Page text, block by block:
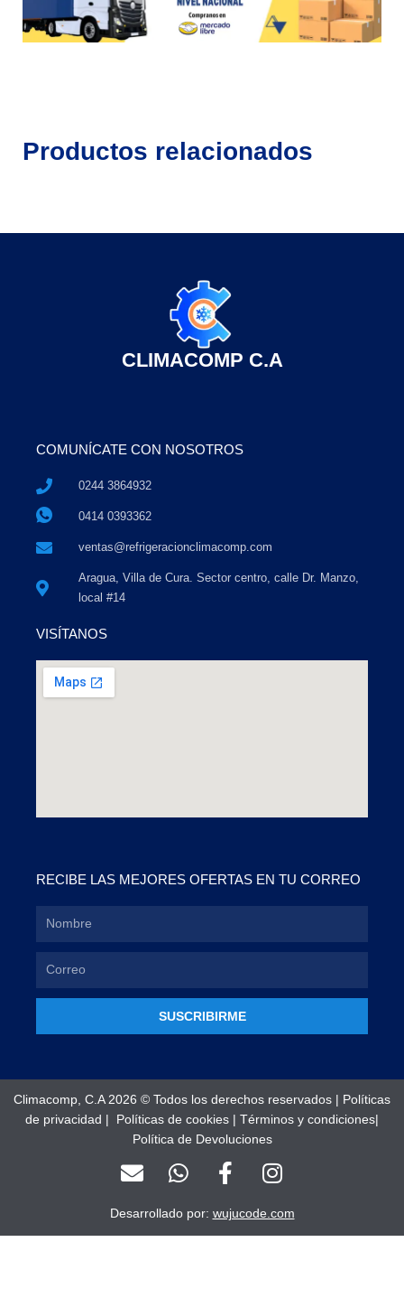
Productos relacionados
CLIMACOMP C.A
COMUNÍCATE CON NOSOTROS
0244 3864932
0414 0393362
ventas@refrigeracionclimacomp.com
Aragua, Villa de Cura. Sector centro, calle Dr. Manzo,
local #14
VISÍTANOS
RECIBE LAS MEJORES OFERTAS EN TU CORREO
SUSCRIBIRME
Climacomp, C.A 2026 © Todos los derechos reservados | Políticas
de privacidad | Políticas de cookies | Términos y condiciones|
Política de Devoluciones
E
n
v
W
h
a
F
a
c
e
I
n
s
t
Desarrollado por: wujucode.com